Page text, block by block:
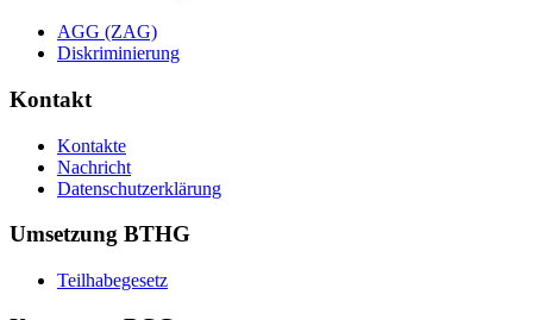
AGG (ZAG)
Diskriminierung
Kontakt
Kontakte
Nachricht
Datenschutzerklärung
Umsetzung BTHG
Teilhabegesetz